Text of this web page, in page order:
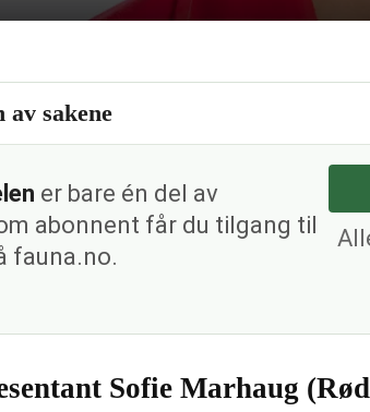
av sakene
er bare én del av
abonnent får du tilgang til
fauna.no.
Sofie Marhaug